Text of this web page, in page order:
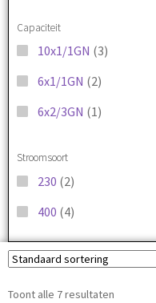
Capaciteit
10x1/1GN (3)
6x1/1GN (2)
6x2/3GN (1)
Stroomsoort
230 (2)
400 (4)
Toont alle 7 resultaten